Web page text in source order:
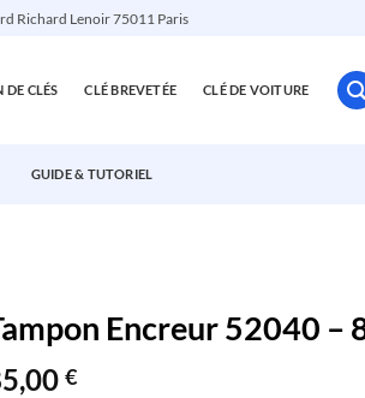
Richard Lenoir 75011 Paris
DE CLÉS CLÉ BREVETÉE CLÉ DE VOITURE
GUIDE & TUTORIEL
Encreur 52040 –
€